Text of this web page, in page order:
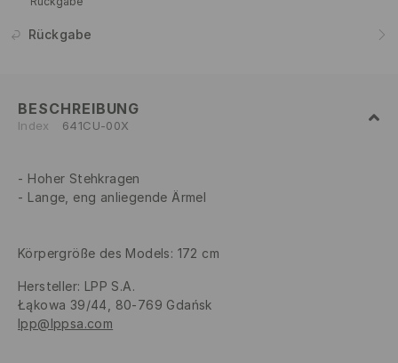
Rückgabe
BESCHREIBUNG
Index 641CU-00X
Hoher Stehkragen
Lange, eng anliegende Ärmel
Körpergröße des Models: 172 cm
Hersteller: LPP S.A.
Łąkowa 39/44, 80-769 Gdańsk
lpp@lppsa.com